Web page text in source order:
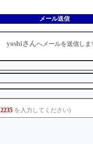
メール送信
yoshiさんへメールを送信しま
2235を入力してください)